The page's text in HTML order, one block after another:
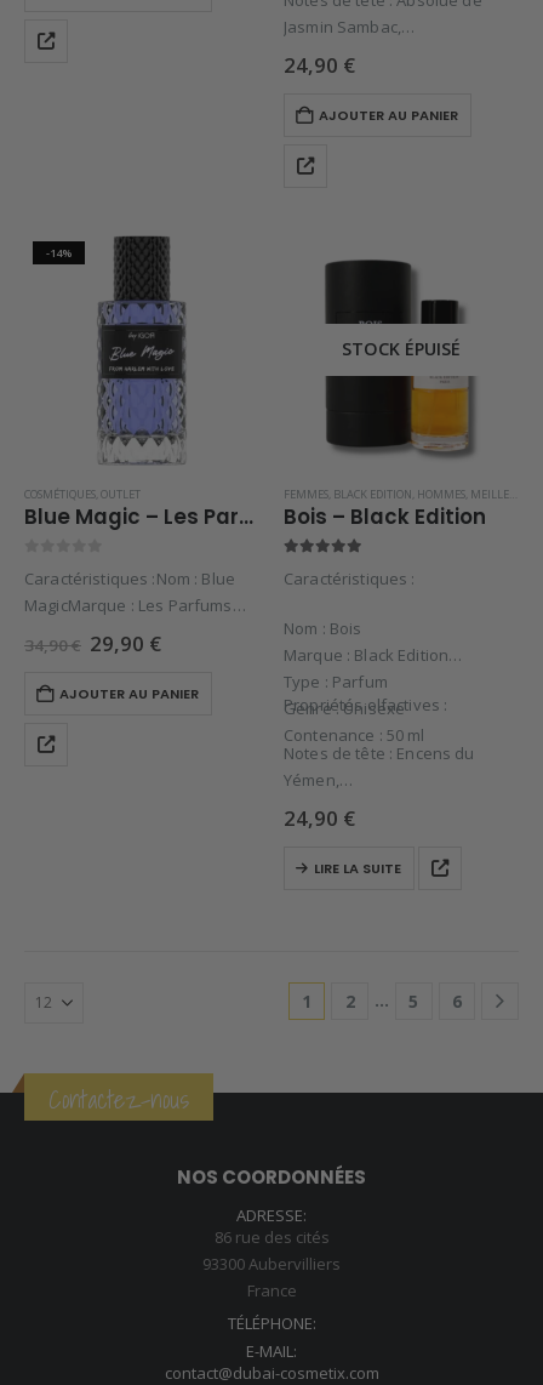
Jasmin Sambac,
Notes de cœur : Extrait de
Bourgeon de…
24,90 €
AJOUTER AU PANIER
-14%
COSMÉTIQUES OUTLET
Blue Magic – Les Parfums d’Igor
Caractéristiques :Nom : Blue
MagicMarque : Les Parfums
d’IgorType : ParfumGenre :
UnisexeContenance : 50
mlPropriétés olfactives :Notes
Bergamote, Essence de Citron,
34,90€ Le
prix
était :
29,90 €Le
est :
AJOUTER AU PANIER
STOCK ÉPUISÉ
FEMMES BLACK EDITION HOMMES MEILLEURES VENTES
Bois – Black Edition
Caractéristiques :
Nom : Bois
Marque : Black Edition
Type : Parfum
Genre : Unisexe
Contenance : 50 ml
Propriétés olfactives :
Notes de tête : Encens du
Yémen,
Notes de cœur : Iris de
Toscane,
Notes de fond…
24,90 €
LIRE LA SUITE
1 2 … 5 6
Contactez-nous
NOS COORDONNÉES
ADRESSE:
86 rue des cités
93300 Aubervilliers
France
TÉLÉPHONE:
E-MAIL:
contact@dubai-cosmetix.com